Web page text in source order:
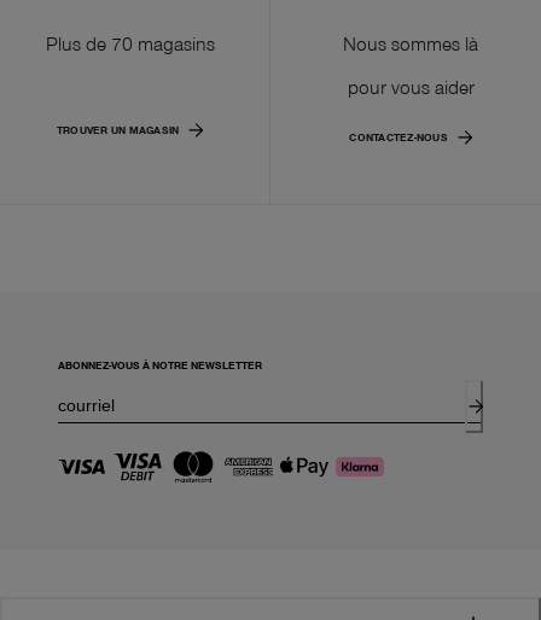
Plus de 70 magasins
TROUVER UN MAGASIN
Nous sommes là
pour vous aider
CONTACTEZ-NOUS
ABONNEZ-VOUS À NOTRE NEWSLETTER